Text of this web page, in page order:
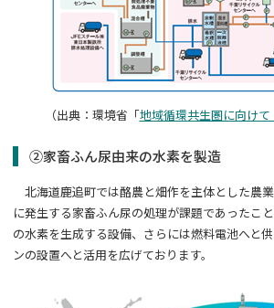
（出典：環境省「地域循環共生圏に向けて
②家畜ふん尿由来の水素を製造
北海道鹿追町では酪農と畑作を主体とした農
に発生する家畜ふん尿の処理が課題であったこ
の水素を生成する設備、さらには燃料電池へと
ンの設置へと活用を広げております。